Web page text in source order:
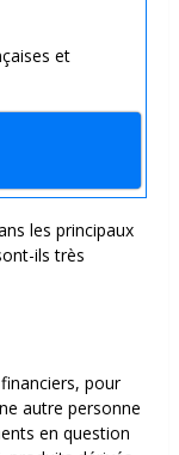
et
les principaux
ils très
pour
autre personne
en question